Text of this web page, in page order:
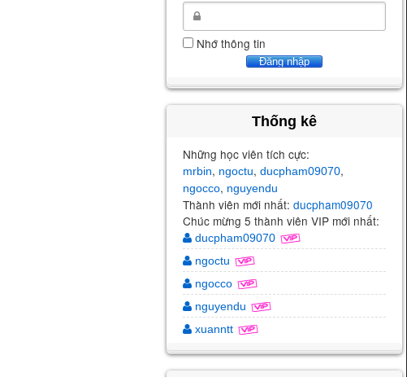
Nhớ thông tin
Thống kê
Những học viên tích cực:
mrbin, ngoctu, ducpham09070,
ngocco, nguyendu
Thành viên mới nhất: ducpham09070
Chúc mừng 5 thành viên VIP mới nhất:
ducpham09070
ngoctu
ngocco
nguyendu
xuanntt